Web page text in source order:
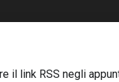
il link RSS negli